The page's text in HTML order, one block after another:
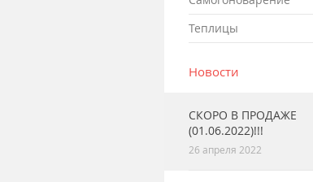
теплицы
Новости
СКОРО В ПРОДАЖЕ
(01.06.2022)!!!
26 апреля 2022